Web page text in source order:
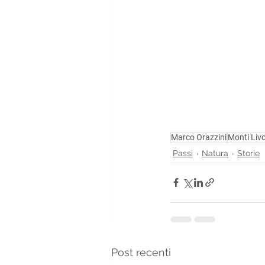
Marco OrazziniMonti
Passi
Natura Storie
Post recenti